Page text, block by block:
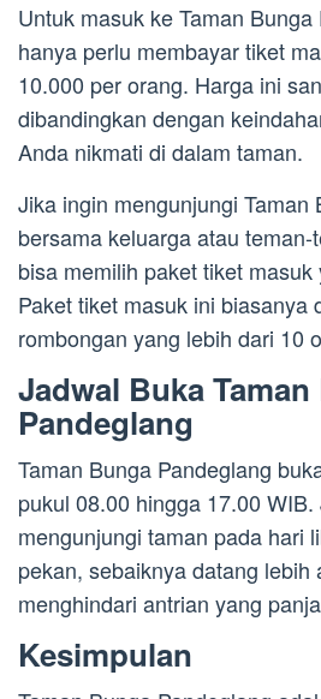
Untuk masuk ke Taman
hanya perlu membayar tiket
10.000 per orang. Harga ini
dibandingkan dengan
Anda nikmati di dalam taman.
Jika ingin mengunjungi Taman
bersama keluarga atau
bisa memilih paket tiket
Paket tiket masuk ini biasanya
rombongan yang lebih dari 10
Jadwal Buka
Pandeglang
Taman Bunga Pandeglang
pukul 08.00 hingga 17.00 WIB.
mengunjungi taman pada hari
pekan, sebaiknya datang lebih
menghindari antrian yang
Kesimpulan